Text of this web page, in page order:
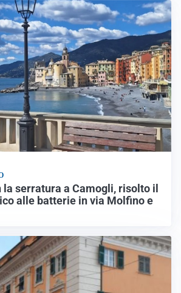
la serratura a Camogli, risolto il
alle batterie in via Molfino e